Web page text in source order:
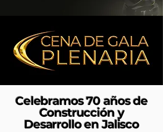
Celebramos 70 años de
Construcción y
Desarrollo en Jalisco